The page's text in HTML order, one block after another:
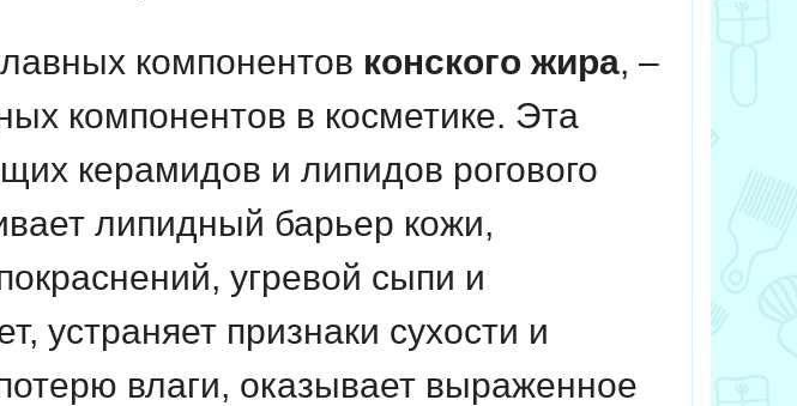
компонентов конского жира, –
компонентов в косметике. Эта
керамидов и липидов рогового
липидный барьер кожи,
угревой сыпи и
устраняет признаки сухости и
влаги, оказывает выраженное